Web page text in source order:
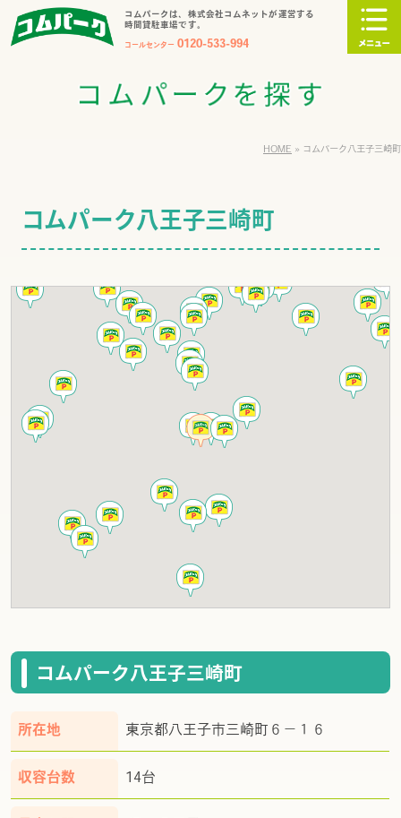
コムパークは、株式会社コムネットが運営する
時間貸駐車場です。
コールセンター 0120-533-994
HOME » コムパーク八王子三崎町
コムパーク八王子三崎町
コムパーク八王子三崎町
所在地 東京都八王子市三崎町６－１６
収容台数 14台